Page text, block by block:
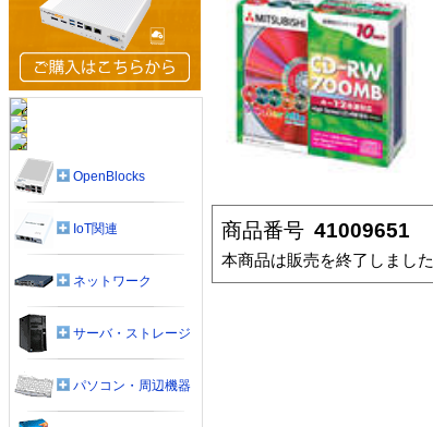
商品番号 41009651
本商品は販売を終了しました
OpenBlocks
IoT関連
ネットワーク
サーバ・ストレージ
パソコン・周辺機器